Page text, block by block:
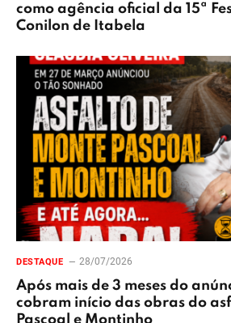
como agência oficial da 15ª
Conilon de Itabela
DESTAQUE 28/07/2026
Após mais de 3 meses do
cobram início das obras do
Pascoal e Montinho